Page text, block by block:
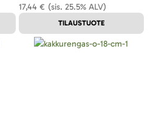
(sis. 25.5% ALV)
17,44 €
TILAUSTUOTE